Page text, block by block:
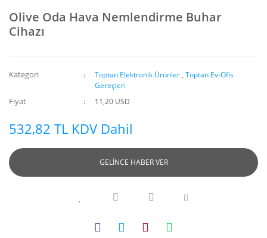
Olive Oda Hava Nemlendirme Buhar
Cihazı
Kategori Toptan Elektronik Ürünler ,Toptan Ev-Ofis
Gereçleri
Fiyat 11,20 USD
532,82 TL KDV Dahil
GELİNCE HABER VER